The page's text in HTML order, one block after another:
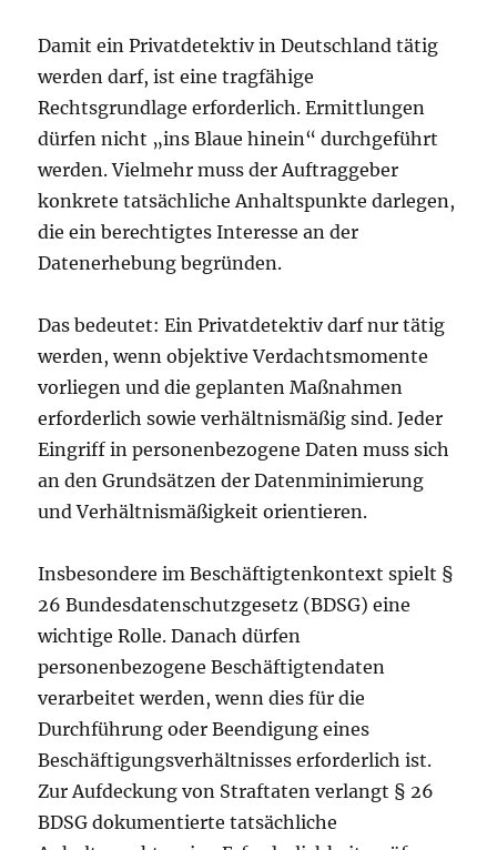
Damit ein Privatdetektiv in Deutschland tätig
werden darf, ist eine tragfähige
Rechtsgrundlage erforderlich. Ermittlungen
dürfen nicht „ins Blaue hinein“ durchgeführt
werden. Vielmehr muss der Auftraggeber
konkrete tatsächliche Anhaltspunkte darlegen,
die ein berechtigtes Interesse an der
Datenerhebung begründen.
Das bedeutet: Ein Privatdetektiv darf nur tätig
werden, wenn objektive Verdachtsmomente
vorliegen und die geplanten Maßnahmen
erforderlich sowie verhältnismäßig sind. Jeder
Eingriff in personenbezogene Daten muss sich
an den Grundsätzen der Datenminimierung
und Verhältnismäßigkeit orientieren.
Insbesondere im Beschäftigtenkontext spielt §
26 Bundesdatenschutzgesetz (BDSG) eine
wichtige Rolle. Danach dürfen
personenbezogene Beschäftigtendaten
verarbeitet werden, wenn dies für die
Durchführung oder Beendigung eines
Beschäftigungsverhältnisses erforderlich ist.
Zur Aufdeckung von Straftaten verlangt § 26
BDSG dokumentierte tatsächliche